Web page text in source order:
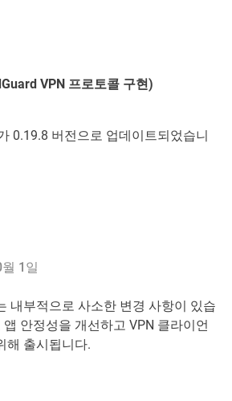
VPN 프로토콜 구현)
0.19.8 버전으로 업데이트되었습니
1일
내부적으로 사소한 변경 사항이 있습
안정성을 개선하고 VPN 클라이언
해 출시됩니다.